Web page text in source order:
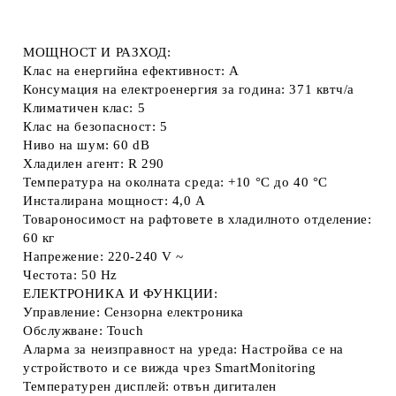
МОЩНОСТ И РАЗХОД:
Клас на енергийна ефективност: A
Консумация на електроенергия за година: 371 квтч/a
Климатичен клас: 5
Клас на безопасност: 5
Ниво на шум: 60 dB
Хладилен агент: R 290
Температура на околната среда: +10 °C до 40 °C
Инсталирана мощност: 4,0 A
Товароносимост на рафтовете в хладилното отделение:
60 кг
Напрежение: 220-240 V ~
Честота: 50 Hz
ЕЛЕКТРОНИКА И ФУНКЦИИ:
Управление: Сензорна електроника
Обслужване: Touch
Аларма за неизправност на уреда: Настройва се на
устройството и се вижда чрез SmartMonitoring
Температурен дисплей: отвън дигитален